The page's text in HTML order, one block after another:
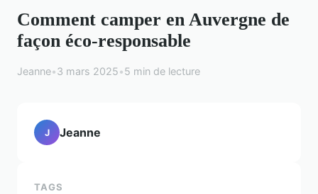
Comment camper en Auvergne de
façon éco-responsable
Jeanne•3 mars 2025•5 min de lecture
J Jeanne
TAGS